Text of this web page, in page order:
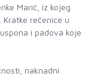
Marić, iz kojeg
rečenice u
i padova koje
naknadni